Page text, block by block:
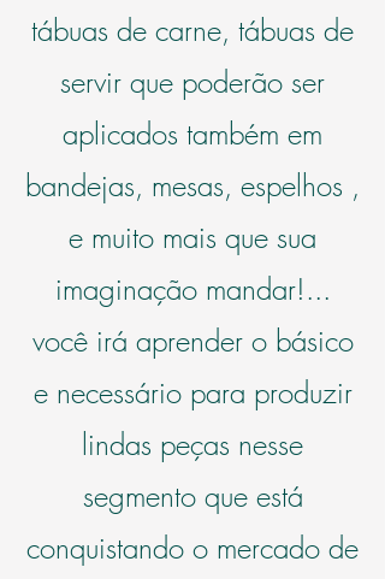
tábuas de carne, tábuas de
servir que poderão ser
aplicados também em
bandejas, mesas, espelhos ,
e muito mais que sua
imaginação mandar!...
você irá aprender o básico
e necessário para produzir
lindas peças nesse
segmento que está
conquistando o mercado de